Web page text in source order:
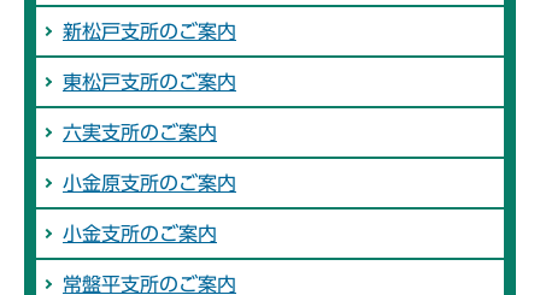
新松戸支所のご案内
東松戸支所のご案内
六実支所のご案内
小金原支所のご案内
小金支所のご案内
常盤平支所のご案内